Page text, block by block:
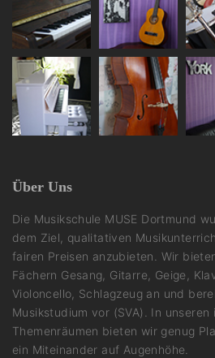
Über Uns
Die Musikschule MUSE Dortmund
dem Ziel, qualitativen
fairen Preisen anzubieten. Wir
Fächern Gesang, Gitarre, Geige,
Violoncello, Schlagzeug an und
Musikstudium vor (SVA). In
Themenräumen bieten wir genug
ein Miteinander auf Augenhöhe.